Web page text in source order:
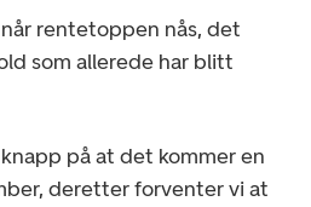
rentetoppen nås, det
som allerede har blitt
på at det kommer en
deretter forventer vi at